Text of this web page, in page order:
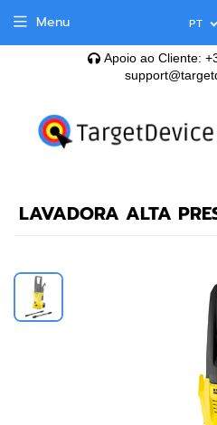
Apoio ao Cliente:
PT
Menu
LAVADORA ALTA